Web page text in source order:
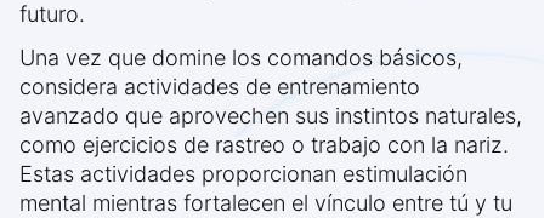
futuro.
Una vez que domine los comandos básicos,
considera actividades de entrenamiento
avanzado que aprovechen sus instintos naturales,
como ejercicios de rastreo o trabajo con la nariz.
Estas actividades proporcionan estimulación
mental mientras fortalecen el vínculo entre tú y tu